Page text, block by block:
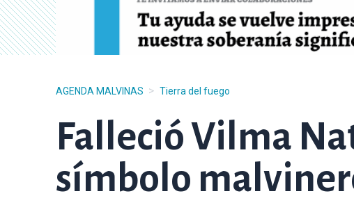
AGENDA MALVINAS > Tierra del fuego
Falleció Vilma
símbolo